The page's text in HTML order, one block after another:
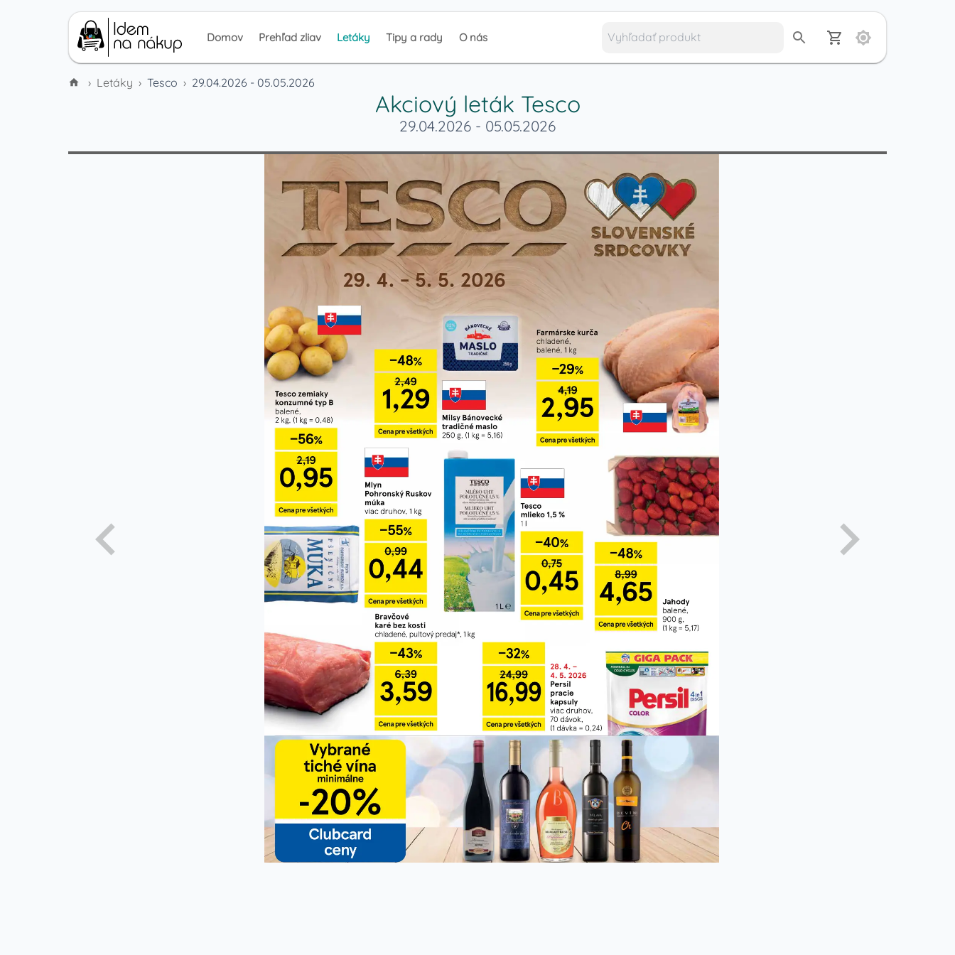
Domov Prehľad zliav Letáky Tipy a rady O nás
› Letáky › Tesco › 29.04.2026 - 05.05.2026
Akciový leták Tesco
29.04.2026 - 05.05.2026